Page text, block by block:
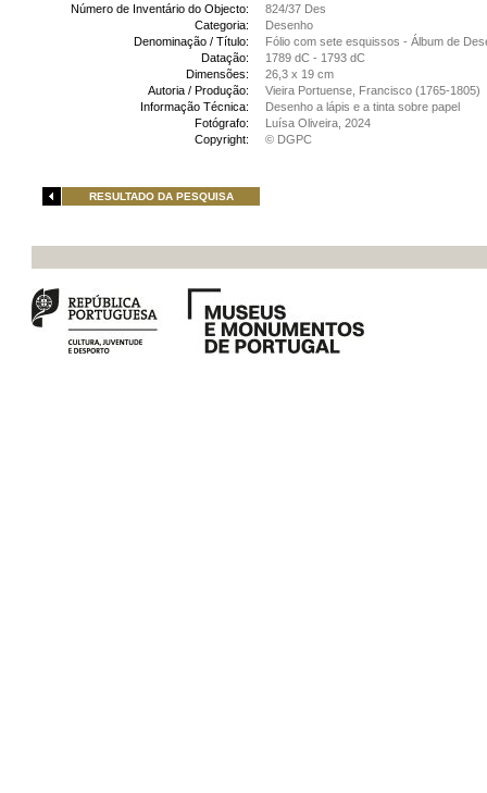
Número de Inventário do Objecto:
824/37 Des
Categoria:
Desenho
Denominação / Título:
Fólio com sete esquissos - Álbum de
Datação:
1789 dC - 1793 dC
Dimensões:
26,3 x 19 cm
Autoria / Produção:
Vieira Portuense, Francisco (1765-1805)
Informação Técnica:
Desenho a lápis e a tinta sobre papel
Fotógrafo:
Luísa Oliveira, 2024
Copyright:
© DGPC
RESULTADO DA PESQUISA